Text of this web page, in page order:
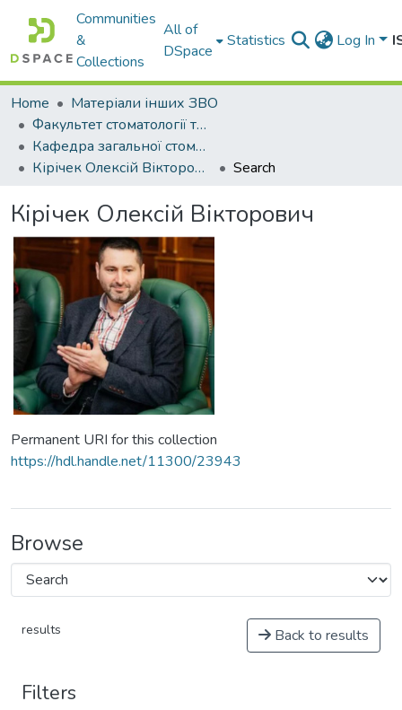
Communities
&
Collections
All of
DSpace
Statistics Log In
Home
Матеріали інших ЗВО
Факультет стоматології та фармації Міжнародного університету
Кафедра загальної стоматології
Кірічек Олексій Вікторович
Search
Кірічек Олексій Вікторович
Permanent URI for this collection
https://hdl.handle.net/11300/23943
Browse
results Back to results
Filters